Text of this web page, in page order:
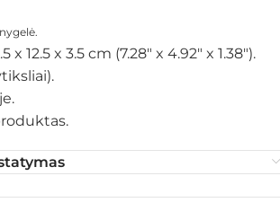
x 12.5 x 3.5 cm (7.28″ x 4.92″ x 1.38″).